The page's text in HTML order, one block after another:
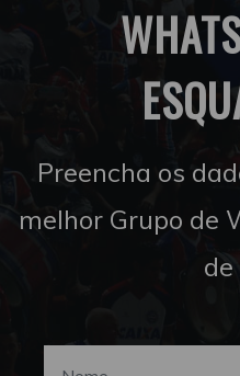
Preencha os
melhor Grupo de